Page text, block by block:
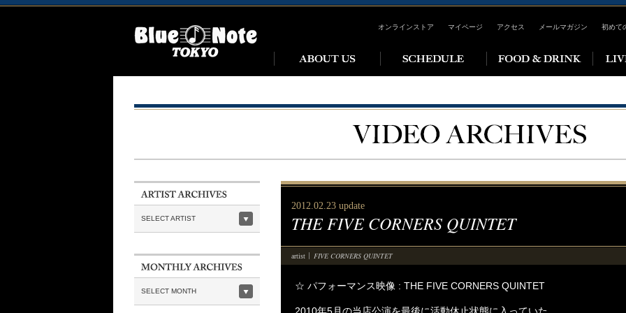
オンラインストア マイページ アクセス メールマガジン 初めて
SELECT ARTIST
SELECT MONTH
2012.02.23 update
THE FIVE CORNERS QUINTET
artist FIVE CORNERS QUINTET
☆ パフォーマンス映像 : THE FIVE CORNERS QUINTET